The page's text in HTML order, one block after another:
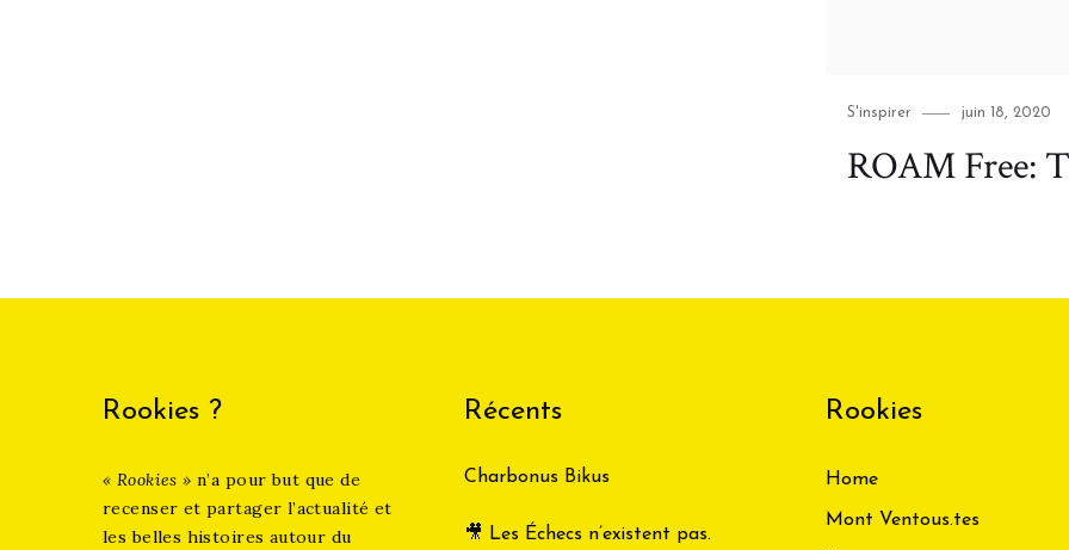
Category
S'inspirer
Posted
juin 18, 2020
ROAM Free:
Rookies ?
« Rookies »n’a pour but que de
recenser et partager l’actualité et
les belles histoires autour du
Récents
Charbonus Bikus
🎥 Les Échecs n’existent pas.
Rookies
Home
Mont Ventous.tes